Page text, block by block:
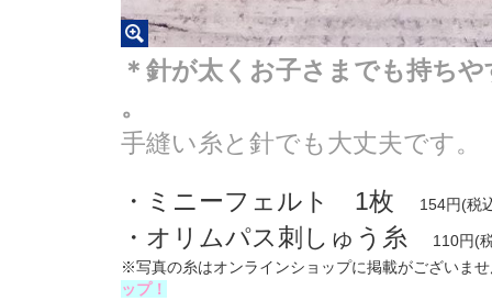
＊ 針が太くお子さまでも持ち
。
手縫い糸と針でも大丈夫です。
・ミニーフェルト 1枚 154円(税
・オリムパス刺しゅう糸
110円(
※写真の糸はオンラインショップに掲載がございま
ップ！